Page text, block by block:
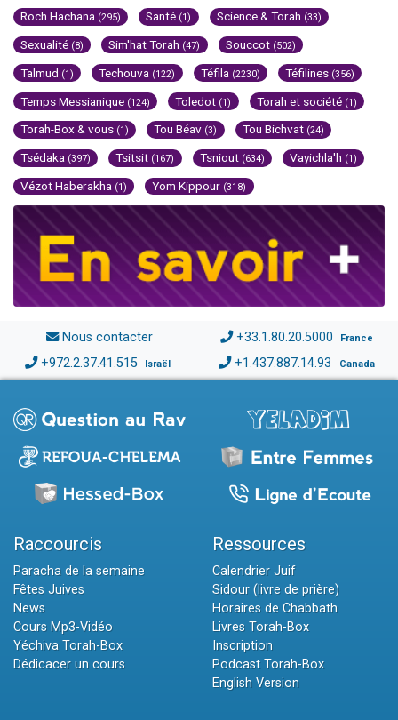
Roch Hachana (295) Santé (1) Science & Torah (33)
Sexualité (8) Sim'hat Torah (47) Souccot (502)
Talmud (1) Techouva (122) Téfila (2230) Téfilines (356)
Temps Messianique (124) Toledot (1) Torah et société (1)
Torah-Box & vous (1) Tou Béav (3) Tou Bichvat (24)
Tsédaka (397) Tsitsit (167) Tsniout (634) Vayichla'h (1)
Vézot Haberakha (1) Yom Kippour (318)
Nous contacter +33.1.80.20.5000 France
+972.2.37.41.515 Israël +1.437.887.14.93 Canada
Raccourcis
Paracha de la semaine
Fêtes Juives
News
Cours Mp3-Vidéo
Yéchiva Torah-Box
Dédicacer un cours
Ressources
Calendrier Juif
Sidour (livre de prière)
Horaires de Chabbath
Livres Torah-Box
Inscription
Podcast Torah-Box
English Version